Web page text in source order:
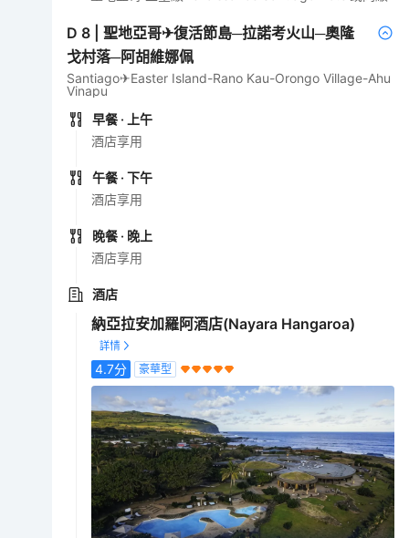
D 8 |聖地亞哥✈復活節島─拉諾考火山─奧隆
戈村落─阿胡維娜佩
Santiago✈Easter Island-Rano Kau-Orongo Village-Ahu
Vinapu
早餐 · 上午
酒店享用
午餐 · 下午
酒店享用
晚餐 · 晚上
酒店享用
酒店
納亞拉安加羅阿酒店(Nayara Hangaroa)
4.7分 豪華型